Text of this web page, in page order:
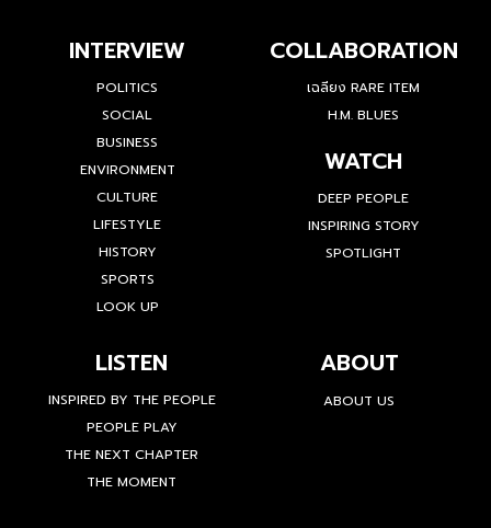
INTERVIEW
POLITICS
SOCIAL
BUSINESS
ENVIRONMENT
CULTURE
LIFESTYLE
HISTORY
SPORTS
LOOK UP
COLLABORATION
เฉลียง RARE ITEM
H.M. BLUES
WATCH
DEEP PEOPLE
INSPIRING STORY
SPOTLIGHT
LISTEN
INSPIRED BY THE PEOPLE
PEOPLE PLAY
THE NEXT CHAPTER
THE MOMENT
ABOUT
ABOUT US